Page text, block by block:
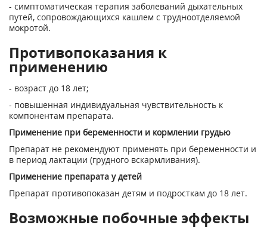
- симптоматическая терапия заболеваний дыхательных
путей, сопровождающихся кашлем с трудноотделяемой
мокротой.
Противопоказания к
применению
- возраст до 18 лет;
- повышенная индивидуальная чувствительность к
компонентам препарата.
Применение при беременности и кормлении грудью
Препарат не рекомендуют применять при беременности и
в период лактации (грудного вскармливания).
Применение препарата у детей
Препарат противопоказан детям и подросткам до 18 лет.
Возможные побочные эффекты